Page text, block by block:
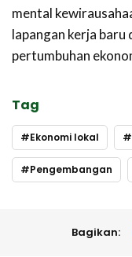
mental
lapangan kerja
pertumbuhan
Tag
Ekonomi lokal
Pengembangan
Bagikan: